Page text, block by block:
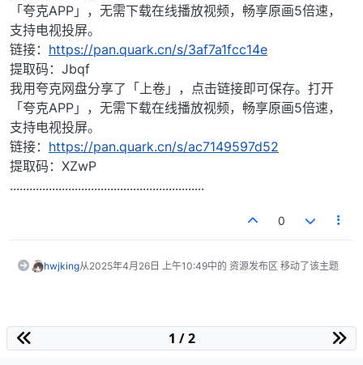
「夸克APP」，无需下载在线播放视频，畅享原画5倍速，
支持电视投屏。
链接： https://pan.quark.cn/s/3af7a1fcc14e
提取码：Jbqf
我用夸克网盘分享了「上卷」，点击链接即可保存。打开
「夸克APP」，无需下载在线播放视频，畅享原画5倍速，
支持电视投屏。
链接： https://pan.quark.cn/s/ac7149597d52
提取码：XZwP
............................................................
0
hwjking从2025年4月26日 上午10:49中的 资源发布区 移动了该主题
1 / 2